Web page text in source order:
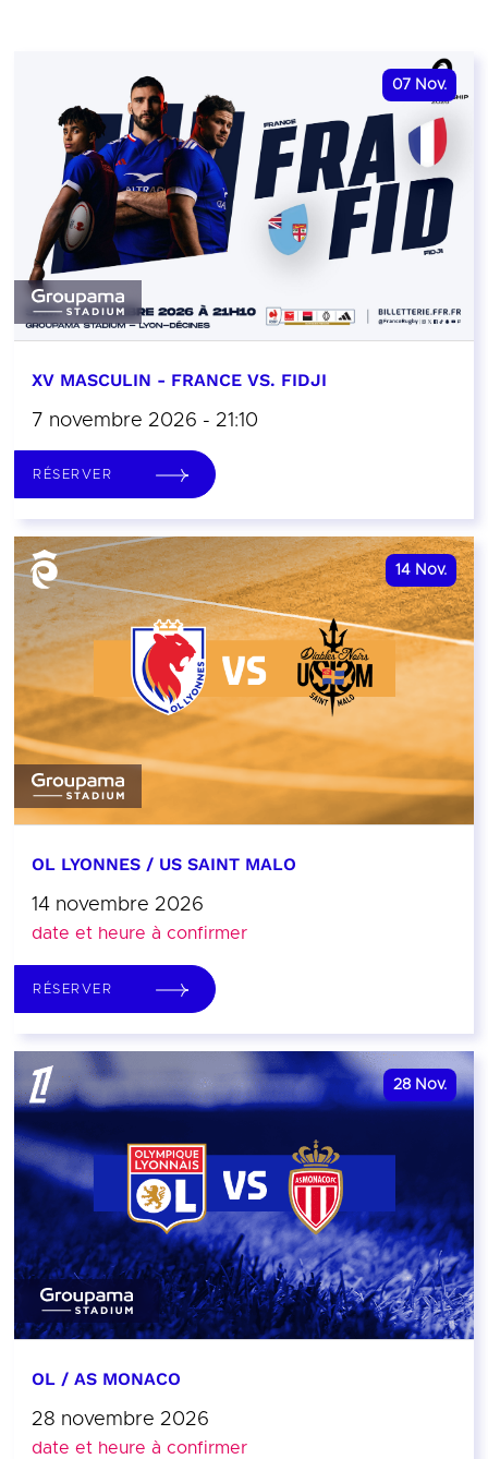
07 Nov.
XV MASCULIN - FRANCE VS. FIDJI
7 novembre 2026 - 21:10
RÉSERVER
14 Nov.
OL LYONNES / US SAINT MALO
14 novembre 2026
date et heure à confirmer
RÉSERVER
28 Nov.
OL / AS MONACO
28 novembre 2026
date et heure à confirmer